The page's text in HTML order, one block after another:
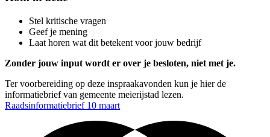
Stel kritische vragen
Geef je mening
Laat horen wat dit betekent voor jouw bedrijf
Zonder jouw input wordt er over je besloten, niet met je.
Ter voorbereiding op deze inspraakavonden kun je hier de
informatiebrief van gemeente meierijstad lezen.
Raadsinformatiebrief 10 maart